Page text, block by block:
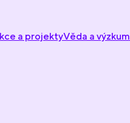
a projektyVěda a výzkum